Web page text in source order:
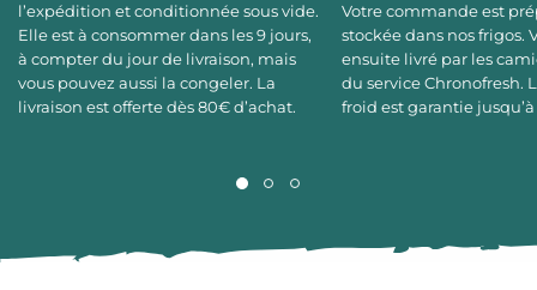
l’expédition et conditionnée sous vide.
Elle est à consommer dans les 9 jours,
à compter du jour de livraison, mais
vous pouvez aussi la congeler. La
livraison est offerte dès 80€ d’achat.
Votre commande est
stockée dans nos frigos.
ensuite livré par les
du service Chronofresh.
froid est garantie